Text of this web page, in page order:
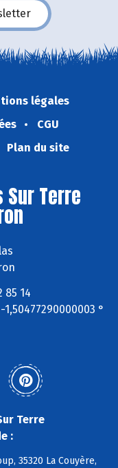
légales
CGU
Plan du site
Sur Terre
85 14
°
Terre
:
35320 La Couyère,